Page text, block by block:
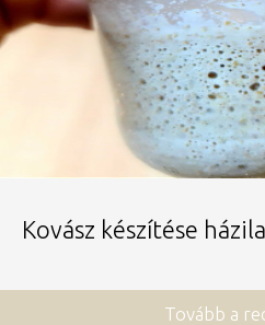
Kovász készítése
Tovább a